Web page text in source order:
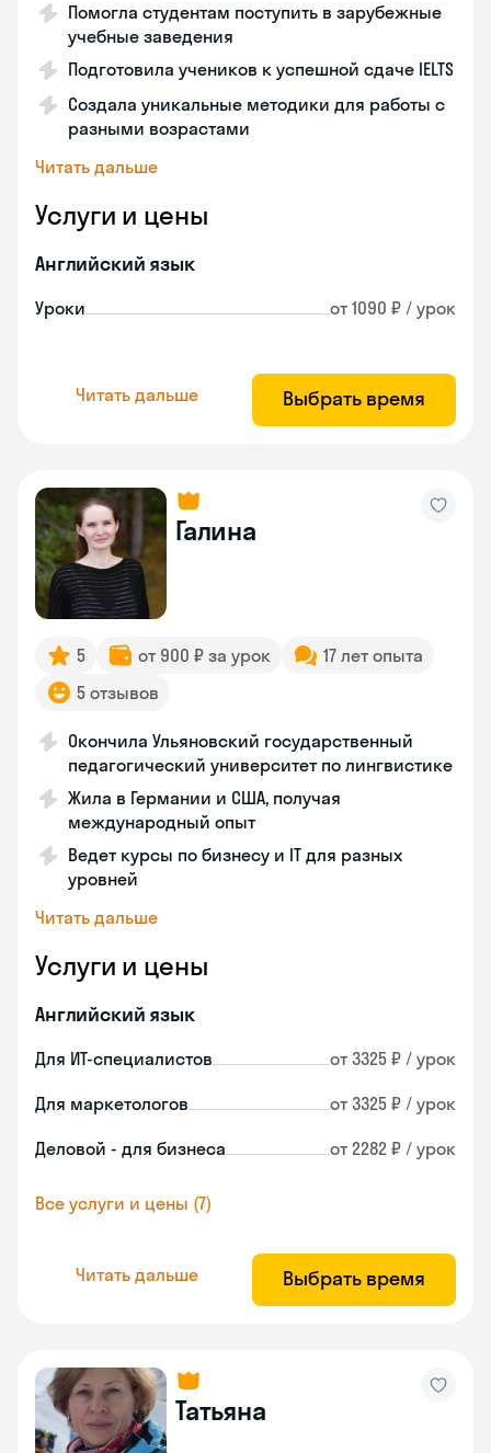
Помогла студентам поступить в зарубежные
учебные заведения
Подготовила учеников к успешной сдаче IELTS
Создала уникальные методики для работы с
разными возрастами
Читать дальше
Услуги и цены
Английский язык
Уроки от 1090 ₽ / урок
Читать дальше Выбрать время
Галина
5 от 900 ₽ за урок
17 лет опыта
5 отзывов
Окончила Ульяновский государственный
педагогический университет по лингвистике
Жила в Германии и США, получая
международный опыт
Ведет курсы по бизнесу и IT для разных
уровней
Читать дальше
Услуги и цены
Английский язык
Для ИТ-специалистов от 3325 ₽ / урок
Для маркетологов от 3325 ₽ / урок
Деловой - для бизнеса от 2282 ₽ / урок
Все услуги и цены (7)
Читать дальше Выбрать время
Татьяна